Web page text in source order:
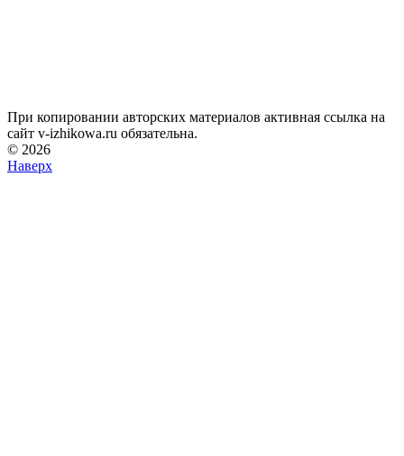
При копировании авторских материалов активная ссылка на
сайт v-izhikowa.ru обязательна.
© 2026
Наверх